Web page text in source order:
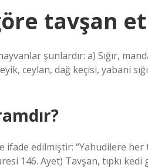
tavşan
şunlardır: a) Sığır,
ceylan, dağ keçisi, yabani
ifade edilmiştir: “Yahudilere her
146. Ayet) Tavşan, tıpkı